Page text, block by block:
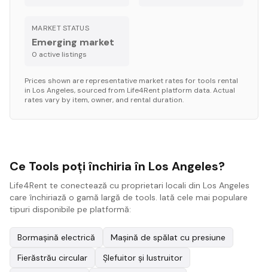
MARKET STATUS
Emerging market
0 active listings
Prices shown are representative market rates fortools rental
in Los Angeles, sourced from Life4Rent platform data. Actual
rates vary by item, owner, and rental duration.
Ce Tools poți închiria în Los Angeles?
Life4Rent te conectează cu proprietari locali din Los Angeles
care închiriază o gamă largă de tools. Iată cele mai populare
tipuri disponibile pe platformă:
Bormașină electrică
Mașină de spălat cu presiune
Fierăstrău circular
Șlefuitor și lustruitor